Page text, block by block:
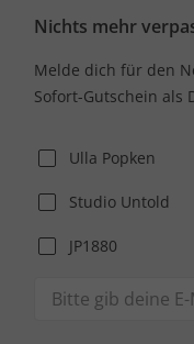
Nichts mehr
Melde dich für den
Sofort-Gutschein als
Ulla Popken
Studio Untold
JP1880